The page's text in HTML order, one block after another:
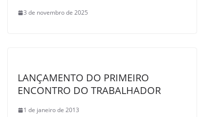
3 de novembro de 2025
LANÇAMENTO DO PRIMEIRO
ENCONTRO DO TRABALHADOR
1 de janeiro de 2013